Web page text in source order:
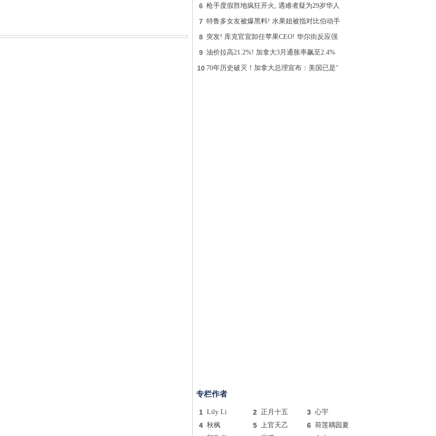
6 枪手度假胜地疯狂开火, 遇难者疑为29岁华人
7 特鲁多女友被爆黑料! 水果姐被指对比伯动手
8 突发! 库克官宣卸任苹果CEO! 华尔街反应强
9 油价拉高21.2%! 加拿大3月通胀率飙至2.4%
10 70年历史破灭！加拿大总理宣布：美国已是"
专栏作者
1 Lily Li 2 正月十五 3 心宇
4 秋枫 5 上官天乙 6 荷莲耦园夏